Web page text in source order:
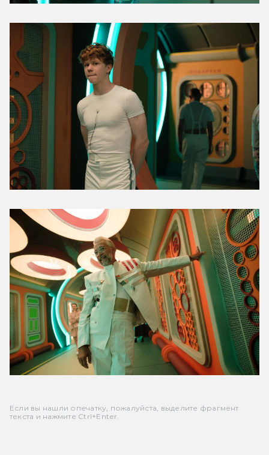
Если вы нашли опечатку, пожалуйста, выделите фрагмент
текста и нажмите Ctrl+Enter.